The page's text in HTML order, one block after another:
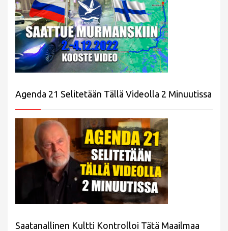
Agenda 21 Selitetään Tällä Videolla 2 Minuutissa
Saatanallinen Kultti Kontrolloi Tätä Maailmaa